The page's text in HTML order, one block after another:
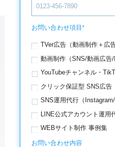
お問い合わせ項目*
TVer広告（動画制作＋広
動画制作（SNS/動画広告/
YouTubeチャンネル・
クリック保証型 SNS広告
SNS運用代行（
LINE公式アカウント運用
WEBサイト制作 事例集
お問い合わせ内容